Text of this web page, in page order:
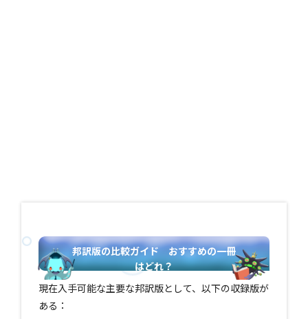
邦訳版の比較ガイド おすすめの一冊
はどれ？
現在入手可能な主要な邦訳版として、以下の収録版が
ある：